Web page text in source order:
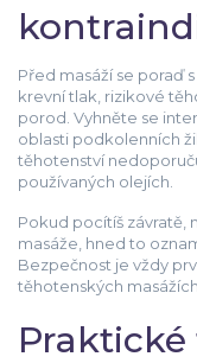
Před masáží se poraď
krevní tlak, rizikové
porod. Vyhněte se
oblasti podkolenních
těhotenství
používaných olejích.
Pokud pocítíš závratě,
masáže, hned to
Bezpečnost je vždy
těhotenských masážích.